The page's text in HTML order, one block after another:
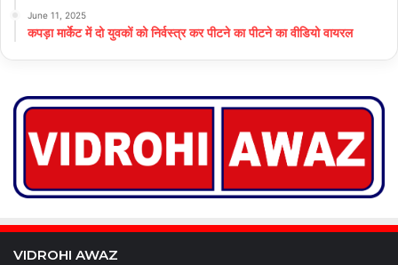
June 11, 2025
कपड़ा मार्केट में दो युवकों को निर्वस्त्र कर पीटने का पीटने का वीडियो वायरल
VIDROHI AWAZ